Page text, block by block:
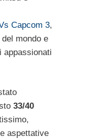
Capcom 3,
mondo e
appassionati
33/40
aspettative